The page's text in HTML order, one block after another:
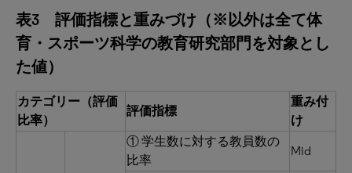
表3 評価指標と重みづけ（※以外は全て体
育・スポーツ科学の教育研究部門を対象とし
た値）
カテゴリー（評価
比率）
評価指標
重み付
け
① 学生数に対する教員数の
比率
Mid